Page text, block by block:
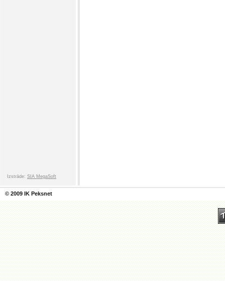
© 2009 IK Peksnet
Izstrāde: SIA MegaSoft